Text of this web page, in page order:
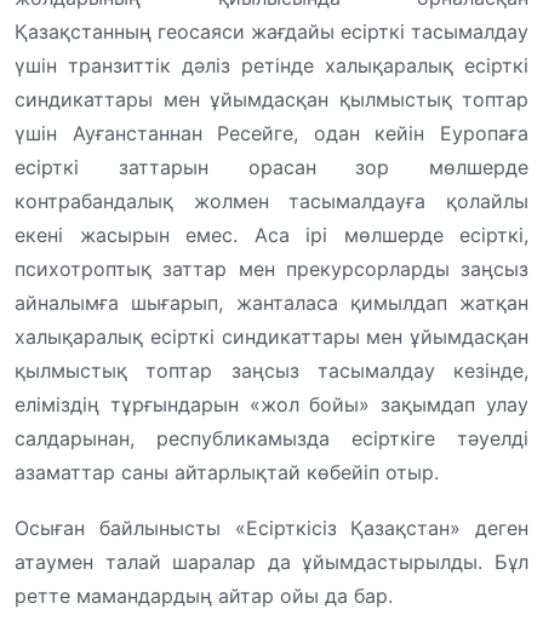
Қазақстанның геосаяси жағдайы есірткі тасымалдау
үшін транзиттік дәліз ретінде халықаралық есірткі
синдикаттары мен ұйымдасқан қылмыстық топтар
үшін Ауғанстаннан Ресейге, одан кейін Еуропаға
есірткі заттарын орасан зор мөлшерде
контрабандалық жолмен тасымалдауға қолайлы
екені жасырын емес. Аса ірі мөлшерде есірткі,
психотроптық заттар мен прекурсорларды заңсыз
айналымға шығарып, жанталаса қимылдап жатқан
халықаралық есірткі синдикаттары мен ұйымдасқан
қылмыстық топтар заңсыз тасымалдау кезінде,
еліміздің тұрғындарын «жол бойы» зақымдап улау
салдарынан, республикамызда есірткіге тәуелді
азаматтар саны айтарлықтай көбейіп отыр.
Осыған байлынысты «Есірткісіз Қазақстан» деген
атаумен талай шаралар да ұйымдастырылды. Бұл
ретте мамандардың айтар ойы да бар.